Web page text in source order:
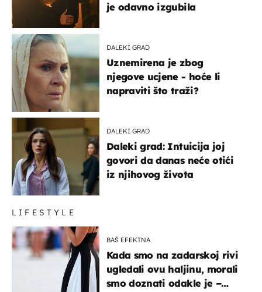
je odavno izgubila
DALEKI GRAD
Uznemirena je zbog
njegove ucjene - hoće li
napraviti što traži?
DALEKI GRAD
Daleki grad: Intuicija joj
govori da danas neće otići
iz njihovog života
LIFESTYLE
BAŠ EFEKTNA
Kada smo na zadarskoj rivi
ugledali ovu haljinu, morali
smo doznati odakle je –